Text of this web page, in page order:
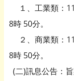
１、工業類：
8時 50分。
２、商業類：
8時 50分。
(二)訊息公告：